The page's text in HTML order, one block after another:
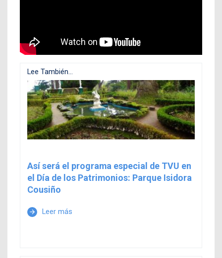
Lee También...
Así será el programa especial de TVU en
el Día de los Patrimonios: Parque Isidora
Cousiño
arrow_forward Leer más